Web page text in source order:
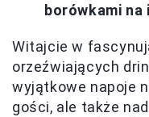
borówkami na
Witajcie w
orzeźwiających
wyjątkowe napoje
gości, ale także